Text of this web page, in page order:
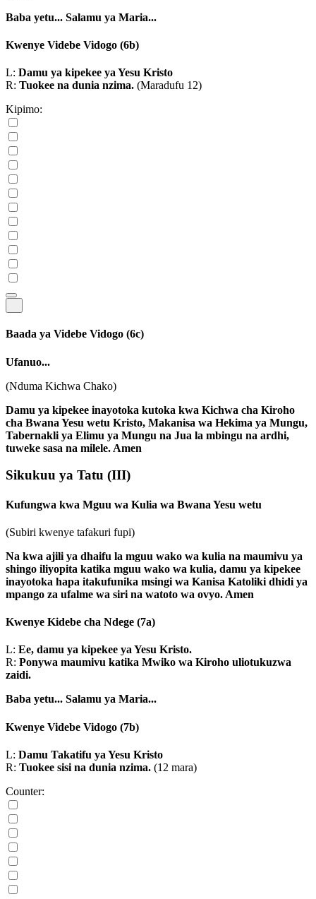
Baba yetu... Salamu ya Maria...
Kwenye Videbe Vidogo (6b)
L: Damu ya kipekee ya Yesu Kristo
R: Tuokee na dunia nzima. (Maradufu 12)
Kipimo:
Baada ya Videbe Vidogo (6c)
Ufanuo...
(Nduma Kichwa Chako)
Damu ya kipekee inayotoka kutoka kwa Kichwa cha Kiroho
cha Bwana Yesu wetu Kristo, Makanisa wa Hekima ya Mungu,
Tabernakli ya Elimu ya Mungu na Jua la mbingu na ardhi,
tuweke sasa na milele. Amen
Sikukuu ya Tatu (III)
Kufungwa kwa Mguu wa Kulia wa Bwana Yesu wetu
(Subiri kwenye tafakuri fupi)
Na kwa ajili ya dhaifu la mguu wako wa kulia na maumivu ya
shingo iliyopita katika mguu wako wa kulia, damu ya kipekee
inayotoka hapa itakufunika msingi wa Kanisa Katoliki dhidi ya
mpango za ufalme wa siri na watoto wa ovyo. Amen
Kwenye Kidebe cha Ndege (7a)
L: Ee, damu ya kipekee ya Yesu Kristo.
R: Ponywa maumivu katika Mwiko wa Kiroho uliotukuzwa
zaidi.
Baba yetu... Salamu ya Maria...
Kwenye Videbe Vidogo (7b)
L: Damu Takatifu ya Yesu Kristo
R: Tuokee sisi na dunia nzima. (12 mara)
Counter: